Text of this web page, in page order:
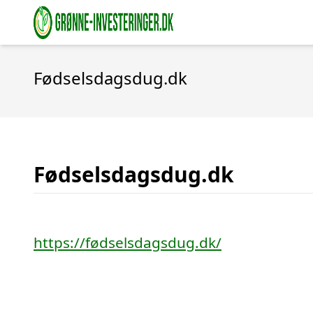
Fødselsdagsdug.dk
Fødselsdagsdug.dk
https://fødselsdagsdug.dk/